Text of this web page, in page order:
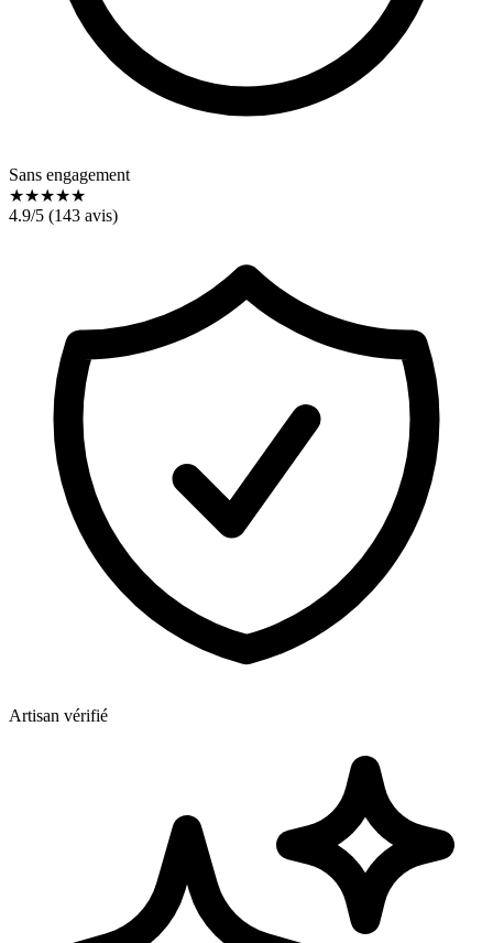
Sans engagement
★★★★★
4.9/5 (143 avis)
Artisan vérifié